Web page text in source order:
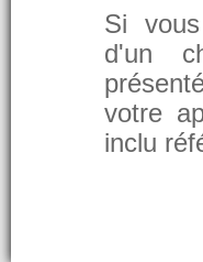
Si
d'un
votre
inclu